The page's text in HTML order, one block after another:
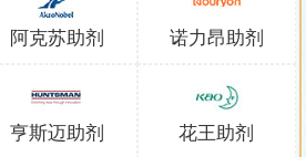
阿克苏助剂 诺力昂助剂
亨斯迈助剂 花王助剂